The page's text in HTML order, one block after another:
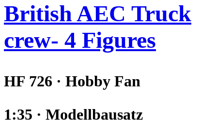
British AEC Truck
crew- 4 Figures
HF 726 · Hobby Fan
1:35 · Modellbausatz